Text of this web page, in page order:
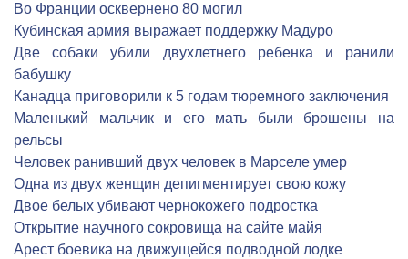
Во Франции осквернено 80 могил
Кубинская армия выражает поддержку Мадуро
Две собаки убили двухлетнего ребенка и ранили
бабушку
Канадца приговорили к 5 годам тюремного заключения
Маленький мальчик и его мать были брошены на
рельсы
Человек ранивший двух человек в Марселе умер
Одна из двух женщин депигментирует свою кожу
Двое белых убивают чернокожего подростка
Открытие научного сокровища на сайте майя
Арест боевика на движущейся подводной лодке